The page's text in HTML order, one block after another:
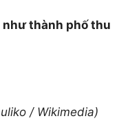
như thành phố thu
/ Wikimedia)